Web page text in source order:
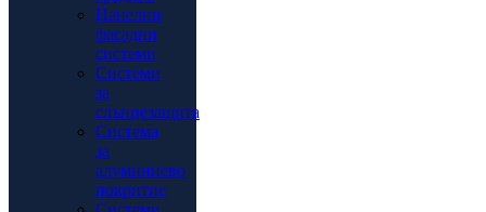
Панелни
фасадни
системи
Системи
за
слънцезащита
Система
за
алуминиево
покритие